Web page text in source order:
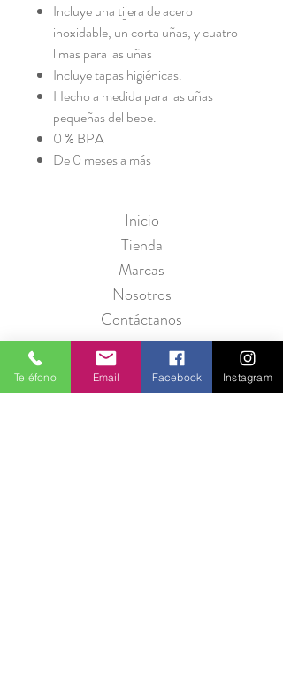
Incluye una tijera de acero
inoxidable, un corta uñas, y cuatro
limas para las uñas
Incluye tapas higiénicas.
Hecho a medida para las uñas
pequeñas del bebe.
0 % BPA
De 0 meses a más
Inicio
Tienda
Marcas
Nosotros
Contáctanos
Teléfono Email Facebook Instagram